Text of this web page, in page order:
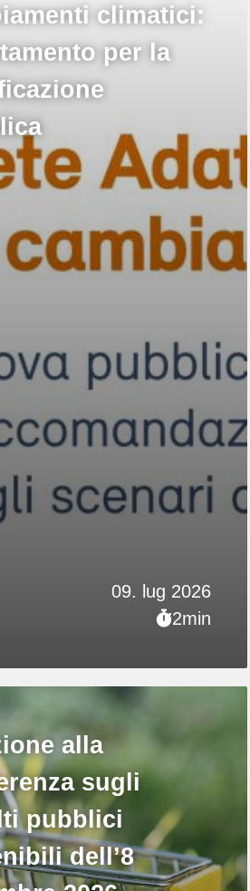
09. lug 2026
2min
climatici:
per la
alla
sugli
pubblici
dell’8